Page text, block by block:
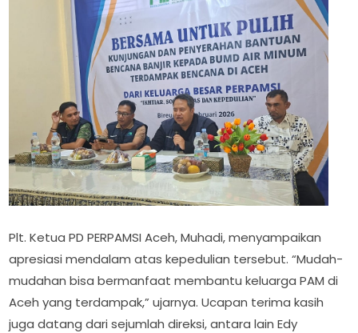
Plt. Ketua PD PERPAMSI Aceh, Muhadi, menyampaikan
apresiasi mendalam atas kepedulian tersebut. “Mudah-
mudahan bisa bermanfaat membantu keluarga PAM di
Aceh yang terdampak,” ujarnya. Ucapan terima kasih
juga datang dari sejumlah direksi, antara lain Edy